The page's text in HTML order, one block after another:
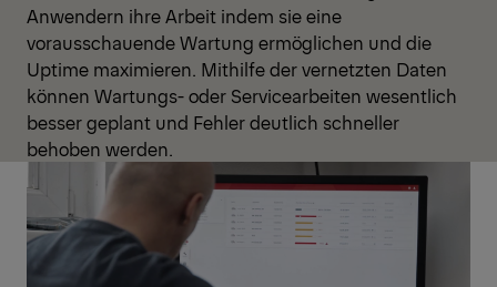
Anwendern ihre Arbeit indem sie eine
vorausschauende Wartung ermöglichen und die
Uptime maximieren. Mithilfe der vernetzten Daten
können Wartungs- oder Servicearbeiten wesentlich
besser geplant und Fehler deutlich schneller
behoben werden.